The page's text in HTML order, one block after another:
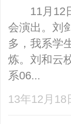
11月12日
会演出。刘
多，我系学
炼。刘和
系06...
13年12月18